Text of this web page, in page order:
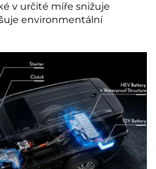
v určité míře snižuje
environmentální